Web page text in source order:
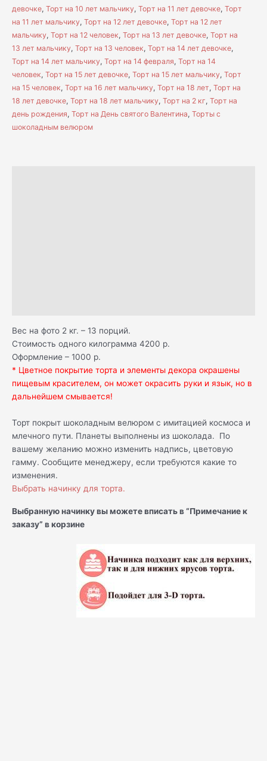
девочке, Торт на 10 лет мальчику, Торт на 11 лет девочке, Торт
на 11 лет мальчику, Торт на 12 лет девочке, Торт на 12 лет
мальчику, Торт на 12 человек, Торт на 13 лет девочке, Торт на
13 лет мальчику, Торт на 13 человек, Торт на 14 лет девочке,
Торт на 14 лет мальчику, Торт на 14 февраля, Торт на 14
человек, Торт на 15 лет девочке, Торт на 15 лет мальчику, Торт
на 15 человек, Торт на 16 лет мальчику, Торт на 18 лет, Торт на
18 лет девочке, Торт на 18 лет мальчику, Торт на 2 кг, Торт на
день рождения, Торт на День святого Валентина, Торты с
шоколадным велюром
Вес на фото 2 кг. – 13 порций.
Стоимость одного килограмма 4200 р.
Оформление – 1000 р.
* Цветное покрытие торта и элементы декора окрашены
пищевым красителем, он может окрасить руки и язык, но в
дальнейшем смывается!
Торт покрыт шоколадным велюром с имитацией космоса и
млечного пути. Планеты выполнены из шоколада. По
вашему желанию можно изменить надпись, цветовую
гамму. Сообщите менеджеру, если требуются какие то
изменения.
Выбрать начинку для торта.
Выбранную начинку вы можете вписать в “Примечание к
заказу” в корзине